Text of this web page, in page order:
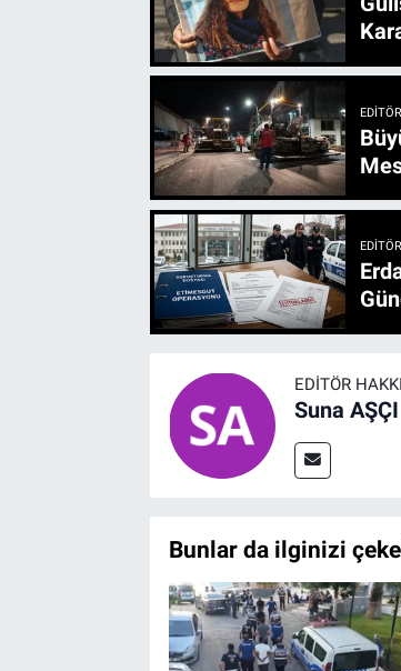
EDITÖR
Suna AŞÇI
Bunlar da ilginizi